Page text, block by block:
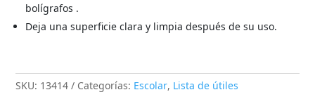
bolígrafos .
Deja una superficie clara y limpia después de su uso.
SKU: 13414 Categorías: Escolar, Lista de útiles